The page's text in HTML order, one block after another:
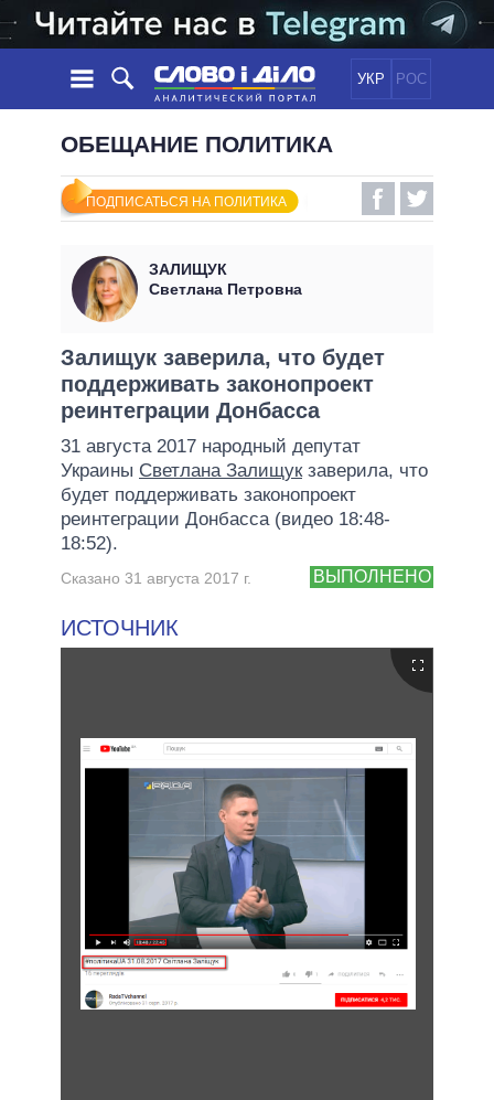
УКР РОС
НОВОСТИ
ЛЕНТА
СОБЫТИЯ
СТАТЬИ
МНЕНИЯ
ОБЗОРЫ
ДАЙДЖЕСТЫ
ПОЛИТИКА
ЭКОНОМИКА
МИР
ОБЕЩАНИЯ
ВСЕ ПОЛИТИКИ
ПРЕЗИДЕНТ И ОФИС
ВЕРХОВНАЯ РАДА
КАБИНЕТ МИНИСТРОВ
ГЛАВЫ ОБЛАДМИНИСТРАЦИЙ
МЭРЫ
ВСЕ ПЕРСОНЫ
ИНФОГРАФИКА
ПОДДЕРЖАТЬ
ОБЕЩАНИЕ ПОЛИТИКА
ПОДПИСАТЬСЯ НА ПОЛИТИКА
ЗАЛИЩУК
Светлана Петровна
Залищук заверила, что будет
поддерживать законопроект
реинтеграции Донбасса
31 августа 2017 народный депутат
Украины Светлана Залищукзаверила, что
будет поддерживать законопроект
реинтеграции Донбасса (видео 18:48-
18:52).
ВЫПОЛНЕНО
Сказано 31 августа 2017 г.
ИСТОЧНИК